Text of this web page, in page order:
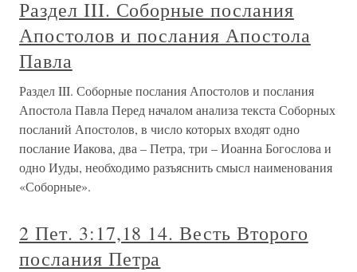
Раздел III. Соборные послания
Апостолов и послания Апостола
Павла
Раздел III. Соборные послания Апостолов и послания
Апостола Павла Перед началом анализа текста Соборных
посланий Апостолов, в число которых входят одно
послание Иакова, два – Петра, три – Иоанна Богослова и
одно Иуды, необходимо разъяснить смысл наименования
«Соборные».
2 Пет. 3:17,18 14. Весть Второго
послания Петра